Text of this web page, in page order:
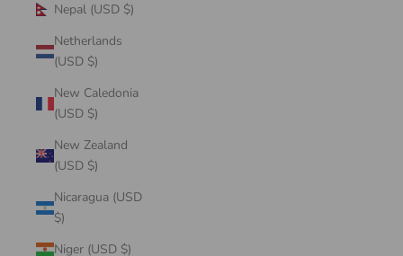
Nepal (USD $)
Netherlands
(USD $)
New Caledonia
(USD $)
New Zealand
(USD $)
Nicaragua (USD
$)
Niger (USD $)